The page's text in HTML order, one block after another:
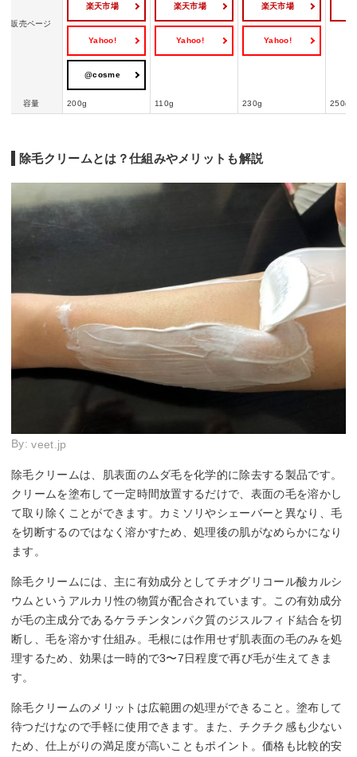
販売ページ
楽天市場
Yahoo!
@cosme
楽天市場
Yahoo!
楽天市場
Yahoo!
容量 200g 110g 230g 250g
除毛クリームとは？仕組みやメリットも解説
By:veet.jp
除毛クリームは、肌表面のムダ毛を化学的に除去する製品です。
クリームを塗布して一定時間放置するだけで、表面の毛を溶かし
て取り除くことができます。カミソリやシェーバーと異なり、毛
を切断するのではなく溶かすため、処理後の肌がなめらかになり
ます。
除毛クリームには、主に有効成分としてチオグリコール酸カルシ
ウムというアルカリ性の物質が配合されています。この有効成分
が毛の主成分であるケラチンタンパク質のジスルフィド結合を切
断し、毛を溶かす仕組み。毛根には作用せず肌表面の毛のみを処
理するため、効果は一時的で3〜7日程度で再び毛が生えてきま
す。
除毛クリームのメリットは広範囲の処理ができること。塗布して
待つだけなので手軽に使用できます。また、チクチク感も少ない
ため、仕上がりの満足度が高いこともポイント。価格も比較的安